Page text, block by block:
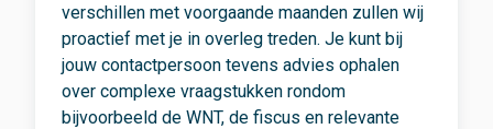
verschillen met voorgaande maanden zullen wij
proactief met je in overleg treden. Je kunt bij
jouw contactpersoon tevens advies ophalen
over complexe vraagstukken rondom
bijvoorbeeld de WNT, de fiscus en relevante